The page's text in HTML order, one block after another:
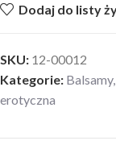
Dodaj do listy
SKU: 12-00012
Kategorie:
erotyczna